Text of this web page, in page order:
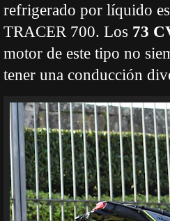
refrigerado por líquido
TRACER 700. Los 73
motor de este tipo no
tener una conducción